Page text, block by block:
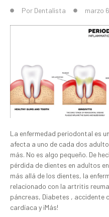
Por Dentalista marzo
La enfermedad periodontal es
afecta a uno de cada dos
más. No es algo pequeño. De
pérdida de dientes en adultos
más allá de los dientes, la
relacionado con la artritis
páncreas, Diabetes , accidente
cardíaca y ¡Más!